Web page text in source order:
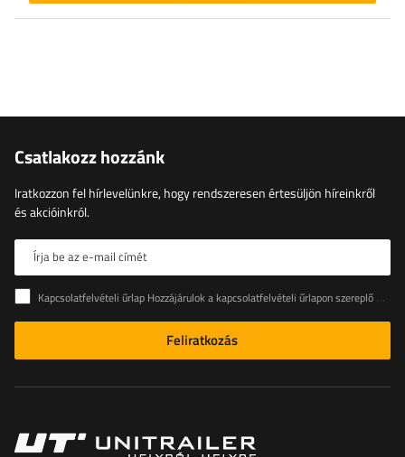
Csatlakozz hozzánk
Iratkozzon fel hírlevelünkre, hogy rendszeresen értesüljön híreinkről
és akcióinkról.
Írja be az e-mail címét
Kapcsolatfelvételi űrlap Hozzájárulok a kapcsolatfelvételi űrlapon szereplő személyes adataimnak az Európai Parlament és a Tanács (EU) rendeletével összhangban történő kezeléséhez
Feliratkozás